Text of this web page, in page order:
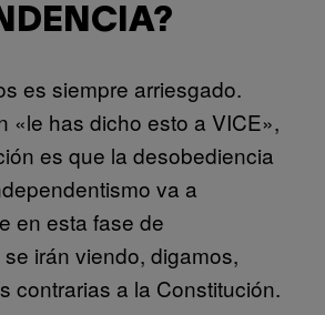
es siempre arriesgado.
«le has dicho esto a VICE»,
es que la desobediencia
va a
en esta fase de
irán viendo, digamos,
contrarias a la Constitución.